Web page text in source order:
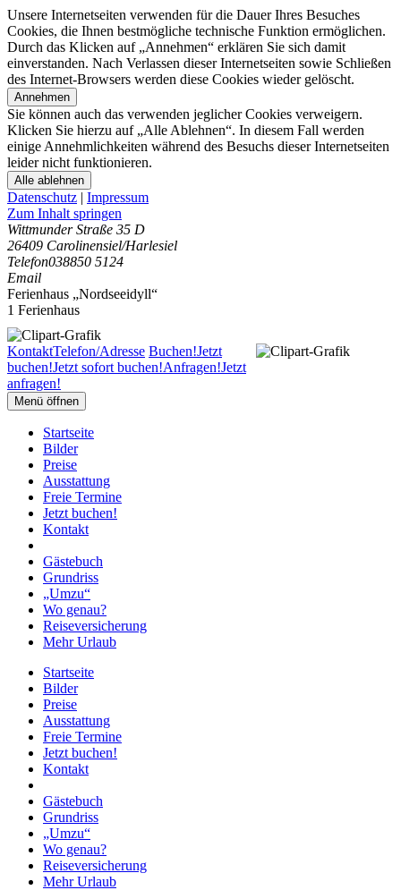
Unsere Internetseiten verwenden für die Dauer Ihres Besuches
Cookies, die Ihnen bestmögliche technische Funktion ermöglichen.
Durch das Klicken auf „Annehmen“ erklären Sie sich damit
einverstanden. Nach Verlassen dieser Internetseiten sowie Schließen
des Internet-Browsers werden diese Cookies wieder gelöscht.
Annehmen
Sie können auch das verwenden jeglicher Cookies verweigern.
Klicken Sie hierzu auf „Alle Ablehnen“. In diesem Fall werden
einige Annehmlichkeiten während des Besuchs dieser Internetseiten
leider nicht funktionieren.
Alle ablehnen
Datenschutz | Impressum
Zum Inhalt springen
Wittmunder Straße 35 D
26409 Carolinensiel/Harlesiel
Telefon038850 5124
Email
Ferienhaus „Nordseeidyll“
1 Ferienhaus
KontaktTelefon/Adresse Buchen!Jetzt
buchen!Jetzt sofort buchen!Anfragen!Jetzt
anfragen!
Menü öffnen
Startseite
Bilder
Preise
Ausstattung
Freie Termine
Jetzt buchen!
Kontakt
Gästebuch
Grundriss
„Umzu“
Wo genau?
Reiseversicherung
Mehr Urlaub
Startseite
Bilder
Preise
Ausstattung
Freie Termine
Jetzt buchen!
Kontakt
Gästebuch
Grundriss
„Umzu“
Wo genau?
Reiseversicherung
Mehr Urlaub